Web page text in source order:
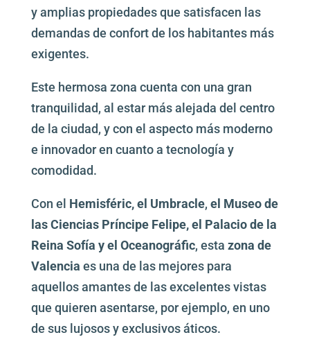
y amplias propiedades que satisfacen las
demandas de confort de los habitantes más
exigentes.
Este hermosa zona cuenta con una gran
tranquilidad, al estar más alejada del centro
de la ciudad, y con el aspecto más moderno
e innovador en cuanto a tecnología y
comodidad.
Con el Hemisféric, el Umbracle, el Museo de
las Ciencias Príncipe Felipe, el Palacio de la
Reina Sofía y el Oceanográfic, esta zona de
Valencia es una de las mejores para
aquellos amantes de las excelentes vistas
que quieren asentarse, por ejemplo, en uno
de sus lujosos y exclusivos áticos.